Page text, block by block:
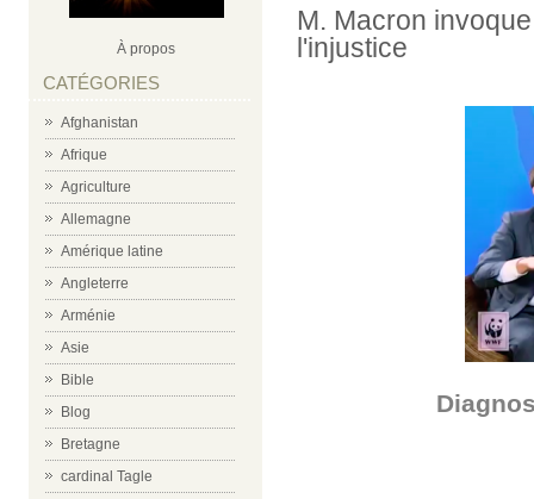
À propos
CATÉGORIES
Afghanistan
Afrique
Agriculture
Allemagne
Amérique latine
Angleterre
Arménie
Asie
Bible
Blog
Bretagne
cardinal Tagle
M. Macron
l'injustice